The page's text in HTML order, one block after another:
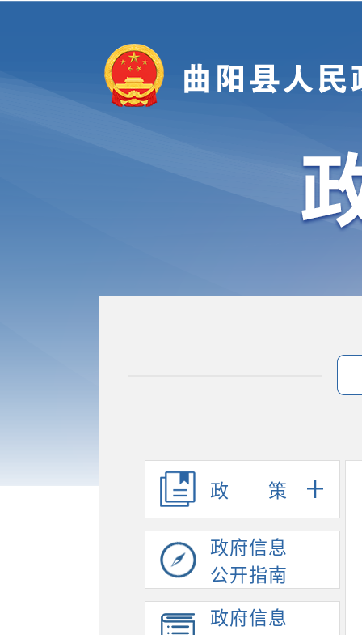
政策
政府信息
公开指南
政府信息